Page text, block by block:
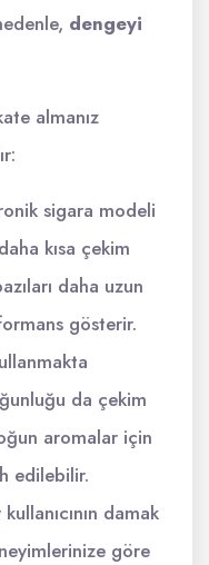
dengeyi
almanız
sigara modeli
kısa çekim
daha uzun
gösterir.
da çekim
aromalar için
edilebilir.
damak
göre